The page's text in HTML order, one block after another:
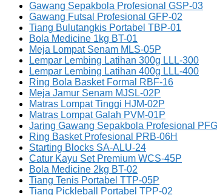
Gawang Sepakbola Profesional GSP-03
Gawang Futsal Profesional GFP-02
Tiang Bulutangkis Portabel TBP-01
Bola Medicine 1kg BT-01
Meja Lompat Senam MLS-05P
Lempar Lembing Latihan 300g LLL-300
Lempar Lembing Latihan 400g LLL-400
Ring Bola Basket Formal RBF-16
Meja Jamur Senam MJSL-02P
Matras Lompat Tinggi HJM-02P
Matras Lompat Galah PVM-01P
Jaring Gawang Sepakbola Profesional
Ring Basket Profesional PRB-06H
Starting Blocks SA-ALU-24
Catur Kayu Set Premium WCS-45P
Bola Medicine 2kg BT-02
Tiang Tenis Portabel TTP-05P
Tiang Pickleball Portabel TPP-02